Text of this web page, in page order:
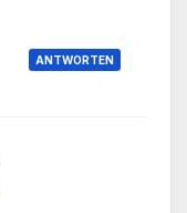
ANTWORTEN